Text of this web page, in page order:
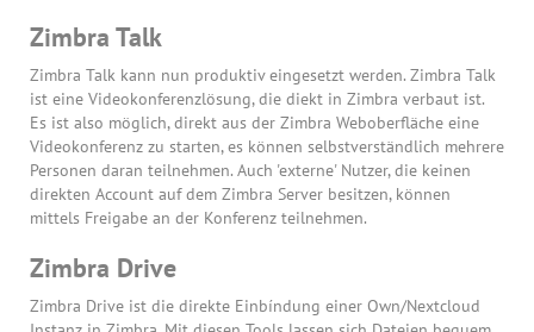
Zimbra Talk
Zimbra Talk kann nun produktiv eingesetzt werden. Zimbra Talk
ist eine Videokonferenzlösung, die diekt in Zimbra verbaut ist.
Es ist also möglich, direkt aus der Zimbra Weboberfläche eine
Videokonferenz zu starten, es können selbstverständlich mehrere
Personen daran teilnehmen. Auch 'externe' Nutzer, die keinen
direkten Account auf dem Zimbra Server besitzen, können
mittels Freigabe an der Konferenz teilnehmen.
Zimbra Drive
Zimbra Drive ist die direkte Einbíndung einer Own/Nextcloud